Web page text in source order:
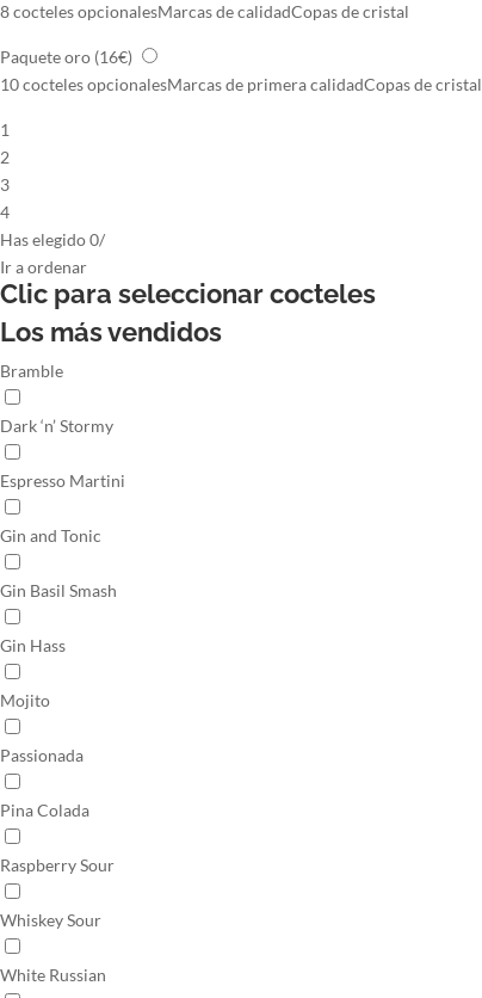
8 cocteles opcionalesMarcas de calidadCopas de cristal
Paquete oro (16€)
10 cocteles opcionalesMarcas de primera calidadCopas de cristal
1
2
3
4
Has elegido0/
Ira ordenar
Clic para seleccionarcocteles
Los más vendidos
Bramble
Dark ‘n’ Stormy
Espresso Martini
Gin and Tonic
Gin Basil Smash
Gin Hass
Mojito
Passionada
Pina Colada
Raspberry Sour
Whiskey Sour
White Russian